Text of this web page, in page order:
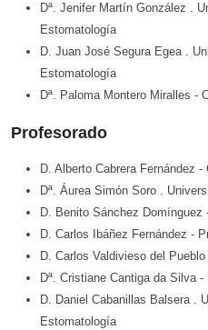
Dª. Jenifer Martín González .
Estomatología
D. Juan José Segura Egea .
Estomatología
Dª. Paloma Montero Miralles -
Profesorado
D. Alberto Cabrera Fernández -
Dª. Áurea Simón Soro .
D. Benito Sánchez Domínguez
D. Carlos Ibáñez Fernández -
D. Carlos Valdivieso del Pueblo
Dª. Cristiane Cantiga da Silva -
D. Daniel Cabanillas Balsera .
Estomatología